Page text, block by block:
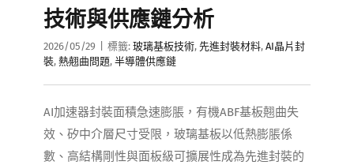
技術與供應鏈分析
2026/05/29 標籤: 玻璃基板技術, 先進封裝材料, AI晶片封
裝, 熱翹曲問題, 半導體供應鏈
AI加速器封裝面積急速膨脹，有機ABF基板翹曲失
效、矽中介層尺寸受限，玻璃基板以低熱膨脹係
數、高結構剛性與面板級可擴展性成為先進封裝的